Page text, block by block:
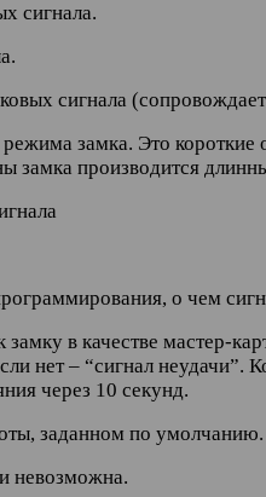
сигнала.
сигнала
замка. Это короткие
производится
о чем
в качестве мастер-
нет – “сигнал
через 10 секунд.
заданном по умолчанию.
невозможна.